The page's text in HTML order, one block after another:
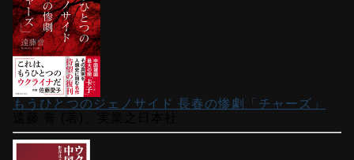
もうひとつのジェノサイド 長春の惨劇「チャーズ」